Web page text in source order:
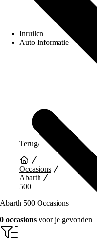
Inruilen
Auto Informatie
Terug/
Occasions
Abarth
500
Abarth 500 Occasions
0 occasions voor je gevonden